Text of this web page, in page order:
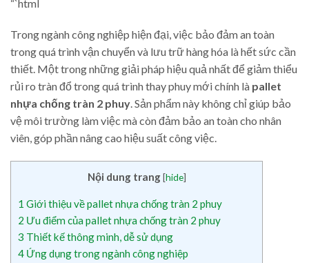
“`html
Trong ngành công nghiệp hiện đại, việc bảo đảm an toàn
trong quá trình vận chuyển và lưu trữ hàng hóa là hết sức cần
thiết. Một trong những giải pháp hiệu quả nhất để giảm thiểu
rủi ro tràn đổ trong quá trình thay phuy mới chính là pallet
nhựa chống tràn 2 phuy. Sản phẩm này không chỉ giúp bảo
vệ môi trường làm việc mà còn đảm bảo an toàn cho nhân
viên, góp phần nâng cao hiệu suất công việc.
Nội dung trang [hide]
1 Giới thiệu về pallet nhựa chống tràn 2 phuy
2 Ưu điểm của pallet nhựa chống tràn 2 phuy
3 Thiết kế thông minh, dễ sử dụng
4 Ứng dụng trong ngành công nghiệp